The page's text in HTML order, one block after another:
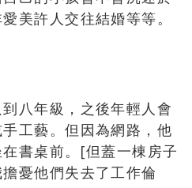
美許人交往結婚等等。
八年級，之後年輕人會
工藝。但因為網路，他
書桌前。[但蓋一棟房子
憂他們失去了工作倫